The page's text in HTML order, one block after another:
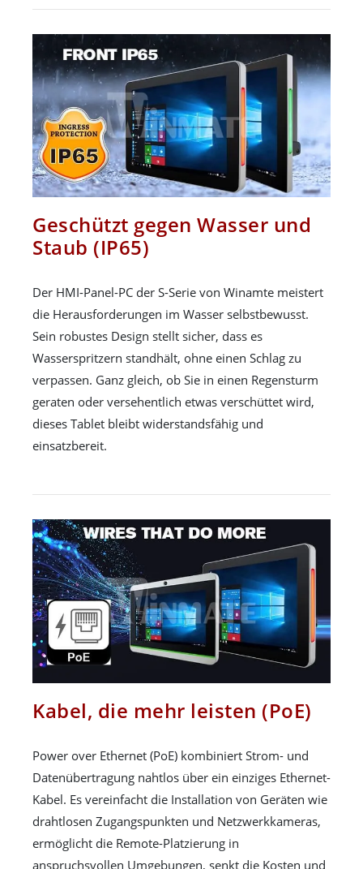
Geschützt gegen Wasser und
Staub (IP65)
Der HMI-Panel-PC der S-Serie von Winamte meistert
die Herausforderungen im Wasser selbstbewusst.
Sein robustes Design stellt sicher, dass es
Wasserspritzern standhält, ohne einen Schlag zu
verpassen. Ganz gleich, ob Sie in einen Regensturm
geraten oder versehentlich etwas verschüttet wird,
dieses Tablet bleibt widerstandsfähig und
einsatzbereit.
Kabel, die mehr leisten (PoE)
Power over Ethernet (PoE) kombiniert Strom- und
Datenübertragung nahtlos über ein einziges Ethernet-
Kabel. Es vereinfacht die Installation von Geräten wie
drahtlosen Zugangspunkten und Netzwerkkameras,
ermöglicht die Remote-Platzierung in
anspruchsvollen Umgebungen, senkt die Kosten und